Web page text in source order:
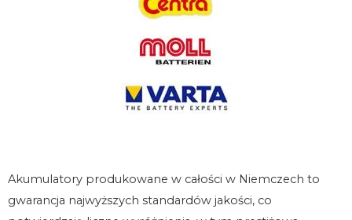
Akumulatory produkowane w całości w Niemczech to
gwarancja najwyższych standardów jakości, co